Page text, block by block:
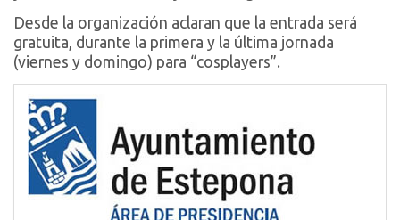
Desde la organización aclaran que la entrada será
gratuita, durante la primera y la última jornada
(viernes y domingo) para “cosplayers”.